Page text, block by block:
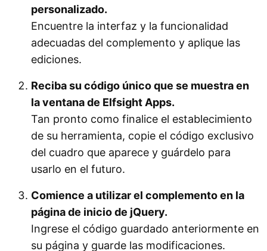
personalizado.
Encuentre la interfaz y la funcionalidad
adecuadas del complemento y aplique las
ediciones.
Reciba su código único que se muestra en
la ventana de Elfsight Apps.
Tan pronto como finalice el establecimiento
de su herramienta, copie el código exclusivo
del cuadro que aparece y guárdelo para
usarlo en el futuro.
Comience a utilizar el complemento en la
página de inicio de jQuery.
Ingrese el código guardado anteriormente en
su página y guarde las modificaciones.